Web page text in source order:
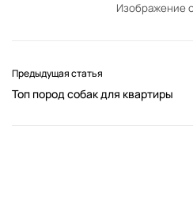
Изображение
Предыдущая статья
Топ пород собак для квартиры